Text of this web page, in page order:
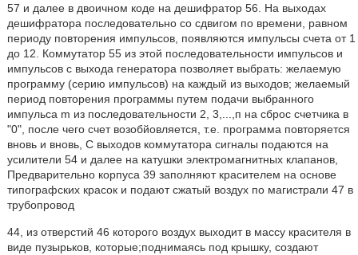
57 и далее в двоичном коде на дешифратор 56. На выходах
дешифратора последовательно со сдвигом по времени, равном
периоду повторения импульсов, появляются импульсы счета от 1
до 12. Коммутатор 55 из этой последовательности импульсов и
импульсов с выхода генератора позволяет выбрать: желаемую
программу (серию импульсов) на каждый из выходов; желаемый
период повторения программы путем подачи выбранного
импульса m из последовательности 2, 3,...,п на сброс счетчика в
"0", после чего счет возобйовляется, т.е. программа повторяется
вновь и вновь, С выходов коммутатора сигналы подаются на
усилители 54 и далее на катушки электромагнитных клапанов,
Предварительно корпуса 39 заполняют красителем на основе
типографских красок и подают сжатый воздух по магистрали 47 в
трубопровод
44, из отверстий 46 которого воздух выходит в массу красителя в
виде пузырьков, которые;поднимаясь под крышку, создают